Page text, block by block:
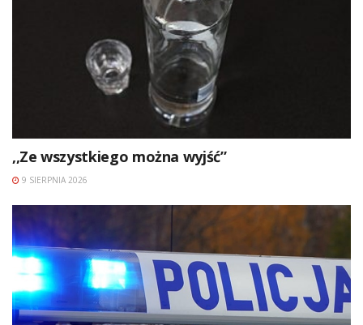
,,Ze wszystkiego można wyjść”
9 SIERPNIA 2026